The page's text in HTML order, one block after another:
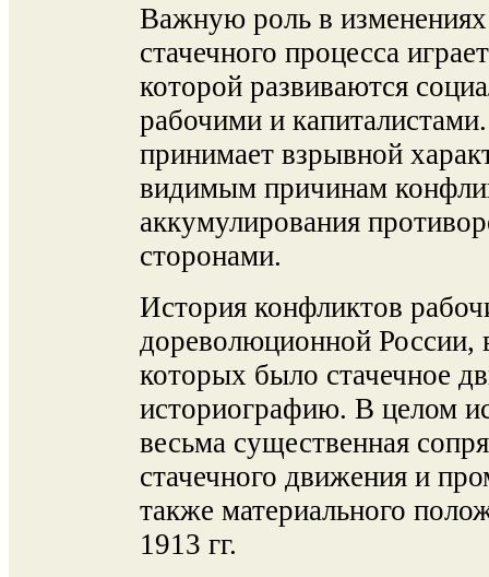
Важную роль в
стачечного процесса
которой развиваются
рабочими и
принимает взрывной
видимым причинам
аккумулирования
сторонами.
История конфликтов
дореволюционной
которых было стачечное
историографию. В целом
весьма существенная
стачечного движения и
также материального
1913 гг.